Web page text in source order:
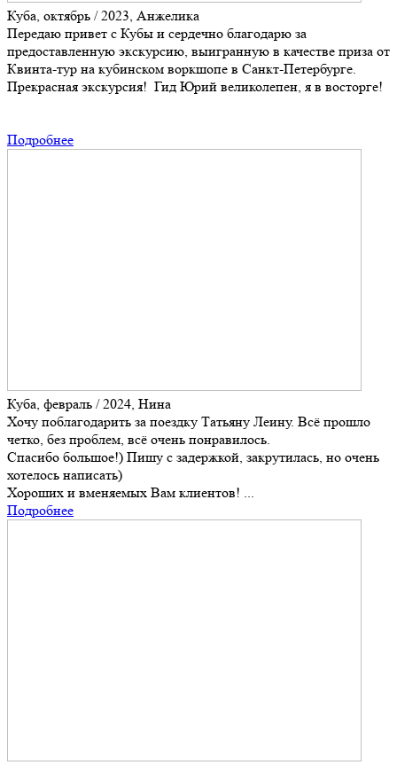
Куба, октябрь / 2023, Анжелика
Передаю привет с Кубы и сердечно благодарю за
предоставленную экскурсию, выигранную в качестве приза от
Квинта-тур на кубинском воркшопе в Санкт-Петербурге.
Прекрасная экскурсия! Гид Юрий великолепен, я в восторге!
Подробнее
Куба, февраль / 2024, Нина
Хочу поблагодарить за поездку Татьяну Леину. Всё прошло
четко, без проблем, всё очень понравилось.
Спасибо большое!) Пишу с задержкой, закрутилась, но очень
хотелось написать)
Хороших и вменяемых Вам клиентов! ...
Подробнее